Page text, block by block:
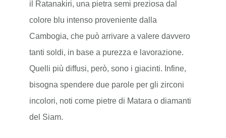
il Ratanakiri, una pietra semi preziosa dal
colore blu intenso proveniente dalla
Cambogia, che può arrivare a valere davvero
tanti soldi, in base a purezza e lavorazione.
Quelli più diffusi, però, sono i giacinti. Infine,
bisogna spendere due parole per gli zirconi
incolori, noti come pietre di Matara o diamanti
del Siam.